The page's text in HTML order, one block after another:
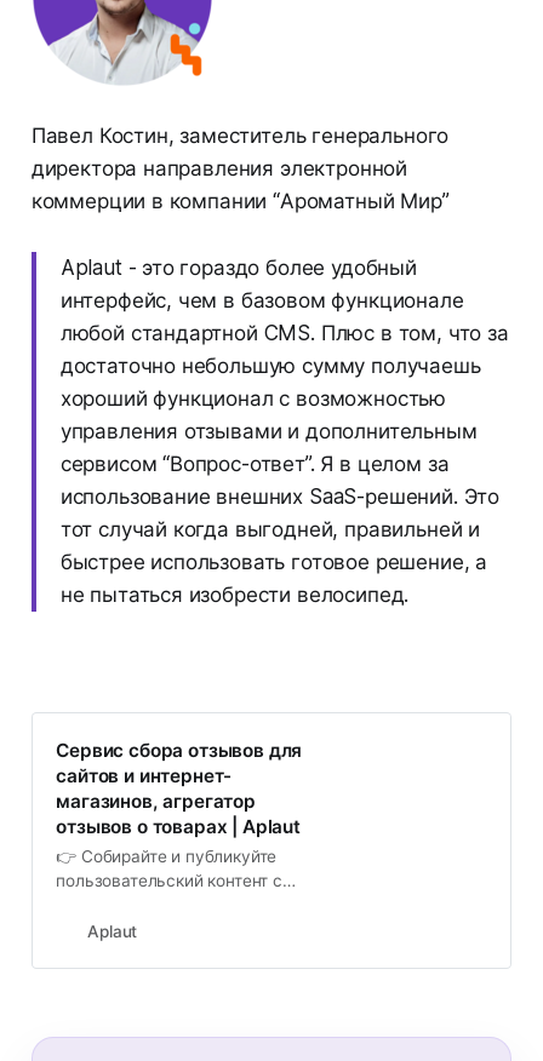
Павел Костин, заместитель генерального
директора направления электронной
коммерции в компании “Ароматный Мир”
Aplaut - это гораздо более удобный
интерфейс, чем в базовом функционале
любой стандартной CMS. Плюс в том, что за
достаточно небольшую сумму получаешь
хороший функционал с возможностью
управления отзывами и дополнительным
сервисом “Вопрос-ответ”. Я в целом за
использование внешних SaaS-решений. Это
тот случай когда выгодней, правильней и
быстрее использовать готовое решение, а
не пытаться изобрести велосипед.
Сервис сбора отзывов для
сайтов и интернет-
магазинов, агрегатор
отзывов о товарах | Aplaut
👉 Собирайте и публикуйте
пользовательский контент с
Aplaut: ✔️ удобная интеграция и
Aplaut